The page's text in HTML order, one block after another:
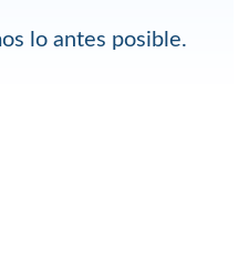
lo antes posible.